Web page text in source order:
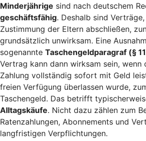
Minderjährige sind nach deutschem
geschäftsfähig. Deshalb sind
Zustimmung der Eltern abschließen,
grundsätzlich unwirksam. Eine
sogenannte Taschengeldparagraf (§
Vertrag kann dann wirksam sein, wenn
Zahlung vollständig sofort mit Geld
freien Verfügung überlassen wurde,
Taschengeld. Das betrifft
Alltagskäufe. Nicht dazu zählen zum
Ratenzahlungen, Abonnements und
langfristigen Verpflichtungen.